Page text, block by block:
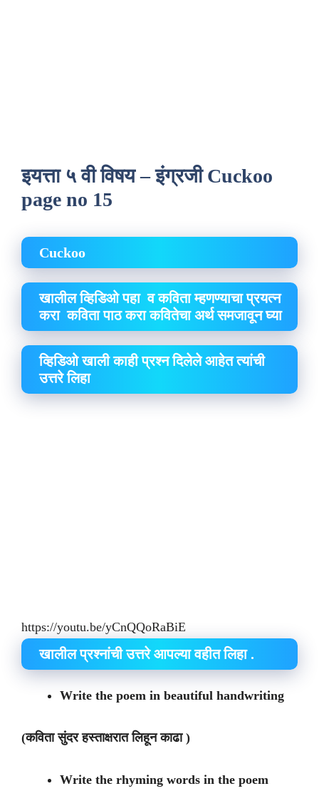
इयत्ता ५ वी विषय – इंग्रजी Cuckoo
page no 15
Cuckoo
खालील व्हिडिओ पहा व कविता म्हणण्याचा प्रयत्न
करा कविता पाठ करा कवितेचा अर्थ समजावून घ्या
व्हिडिओ खाली काही प्रश्न दिलेले आहेत त्यांची
उत्तरे लिहा
https://youtu.be/yCnQQoRaBiE
खालील प्रश्नांची उत्तरे आपल्या वहीत लिहा .
Write the poem in beautiful handwriting
(कविता सुंदर हस्ताक्षरात लिहून काढा )
Write the rhyming words in the poem